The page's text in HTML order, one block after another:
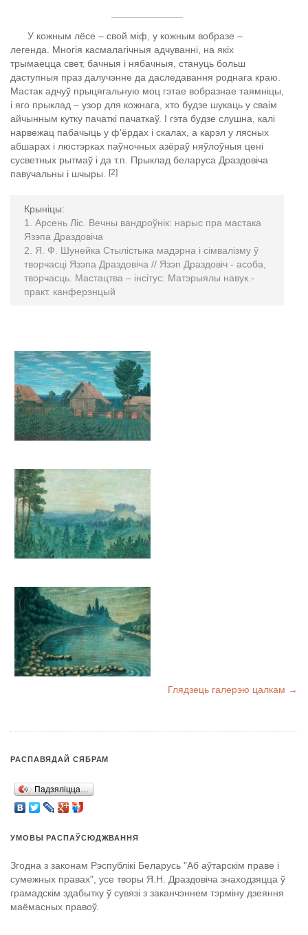
У кожным лёсе – свой міф, у кожным вобразе –
легенда. Многія касмалагічныя адчуванні, на якіх
трымаецца свет, бачныя і нябачныя, стануць больш
даступныя праз далучэнне да даследавання роднага краю.
Мастак адчуў прыцягальную моц гэтае вобразнае таямніцы,
і яго прыклад – узор для кожнага, хто будзе шукаць у сваім
айчынным кутку пачаткі пачаткаў. І гэта будзе слушна, калі
нарвежац пабачыць у ф'ёрдах і скалах, а карэл у лясных
абшарах і люстэрках паўночных азёраў няўлоўныя цені
сусветных рытмаў і да т.п. Прыклад беларуса Драздовіча
павучальны і шчыры.
[2]
Крыніцы:
Арсень Ліс. Вечны вандроўнік: нарыс пра мастака
Язэпа Драздовіча
Я. Ф. Шунейка Стылістыка мадэрна і сімвалізму ў
творчасці Язэпа Драздовіча // Язэп Драздовіч - асоба,
творчасць. Мастацтва – інсітус: Матэрыялы навук.-
практ. канферэнцый
Глядзець галерэю цалкам →
РАСПАВЯДАЙ СЯБРАМ
Падзяліцца…
УМОВЫ РАСПАЎСЮДЖВАННЯ
Згодна з законам Рэспублікі Беларусь "Аб аўтарскім праве і
сумежных правах", усе творы Я.Н. Драздовіча знаходзяцца ў
грамадскім здабытку ў сувязі з заканчэннем тэрміну дзеяння
маёмасных правоў.